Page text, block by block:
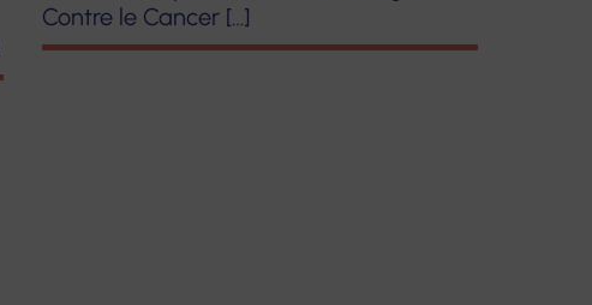
Contre le Cancer […]